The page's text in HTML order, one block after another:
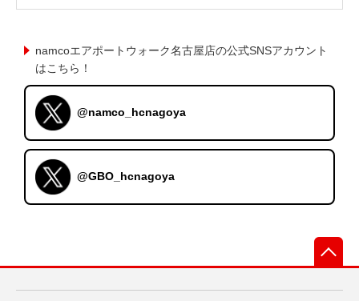
namcoエアポートウォーク名古屋店の公式SNSアカウント
はこちら！
@namco_hcnagoya
@GBO_hcnagoya